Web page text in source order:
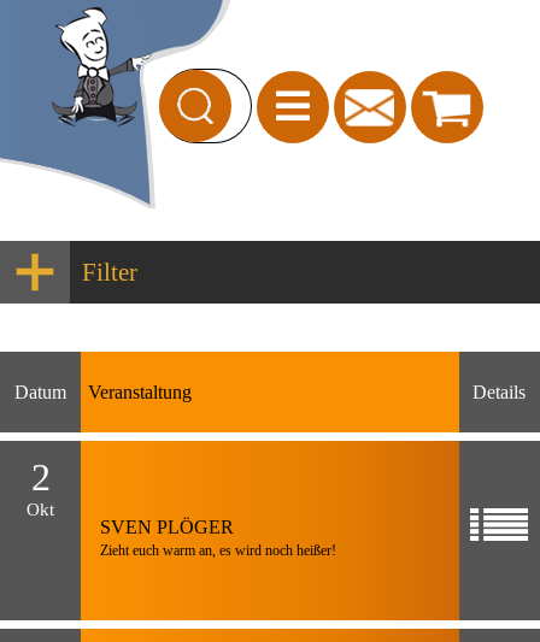
Filter
Datum Veranstaltung Details
2
Okt
SVEN PLÖGER
Zieht euch warm an, es wird noch heißer!